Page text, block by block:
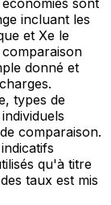
sont
incluant les
et Xe le
donné et
types de
comparaison.
qu'à titre
taux est mis